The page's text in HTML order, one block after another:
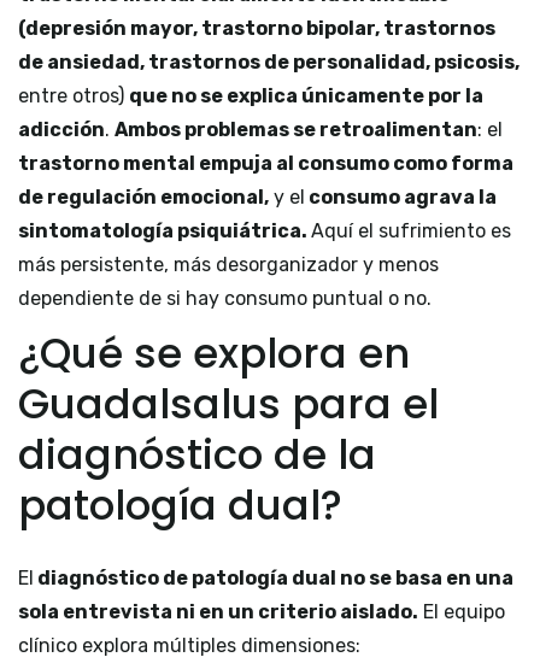
(depresión mayor, trastorno bipolar, trastornos
de ansiedad, trastornos de personalidad, psicosis,
entre otros) que no se explica únicamente por la
adicción. Ambos problemas se retroalimentan: el
trastorno mental empuja al consumo como forma
de regulación emocional, y el consumo agrava la
sintomatología psiquiátrica. Aquí el sufrimiento es
más persistente, más desorganizador y menos
dependiente de si hay consumo puntual o no.
¿Qué se explora en
Guadalsalus para el
diagnóstico de la
patología dual?
El diagnóstico de patología dual no se basa en una
sola entrevista ni en un criterio aislado. El equipo
clínico explora múltiples dimensiones: